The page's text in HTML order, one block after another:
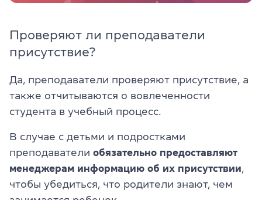
Проверяют ли преподаватели
присутствие?
Да, преподаватели проверяют присутствие, а
также отчитываются о вовлеченности
студента в учебный процесс.
В случае с детьми и подростками
преподаватели обязательно предоставляют
менеджерам информацию об их присутствии,
чтобы убедиться, что родители знают, чем